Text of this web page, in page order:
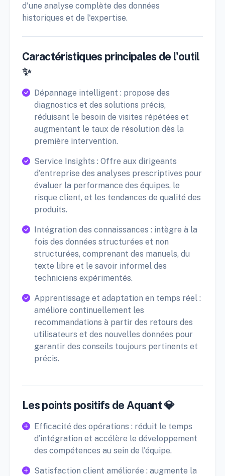
d'une analyse complète des données
historiques et de l'expertise.
Caractéristiques principales de l'outil
✨
Dépannage intelligent : propose des
diagnostics et des solutions précis,
réduisant le besoin de visites répétées et
augmentant le taux de résolution dès la
première intervention.
Service Insights : Offre aux dirigeants
d'entreprise des analyses prescriptives pour
évaluer la performance des équipes, le
risque client, et les tendances de qualité des
produits.
Intégration des connaissances : intègre à la
fois des données structurées et non
structurées, comprenant des manuels, du
texte libre et le savoir informel des
techniciens expérimentés.
Apprentissage et adaptation en temps réel :
améliore continuellement les
recommandations à partir des retours des
utilisateurs et des nouvelles données pour
garantir des conseils toujours pertinents et
précis.
Les points positifs de Aquant 💎
Efficacité des opérations : réduit le temps
d'intégration et accélère le développement
des compétences au sein de l'équipe.
Satisfaction client améliorée : augmente la